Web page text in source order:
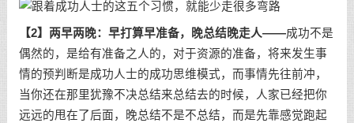
【2】两早两晚：早打算早准备，晚总结晚走人——成功不是
偶然的，是给有准备之人的，对于资源的准备，将来发生事
情的预判断是成功人士的成功思维模式，而事情先往前冲，
当你还在那里犹豫不决总结来总结去的时候，人家已经把你
远远的甩在了后面，晚总结不是不总结，而是先靠感觉跑起